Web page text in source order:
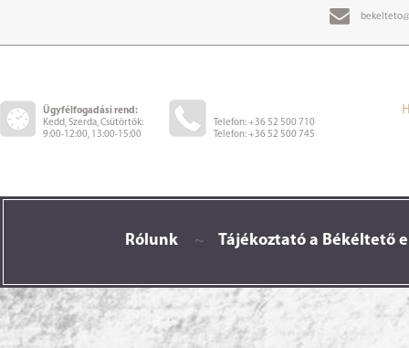
Ügyfélfogadási rend:
Kedd, Szerda, Csütörtök:
9:00-12:00, 13:00-15:00
Telefon: +36 52 500 710
Telefon: +36 52 500 745
Rólunk ~ Tájékoztató a Békéltető